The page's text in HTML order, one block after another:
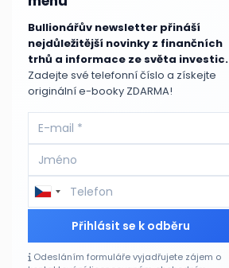
Bullionářův newsletter přináší
nejdůležitější novinky z finančních
trhů a informace ze světa investic.
Zadejte své telefonní číslo a získejte
originální e-booky ZDARMA!
Přihlásit se k odběru
Odesláním formuláře vyjadřujete zájem o